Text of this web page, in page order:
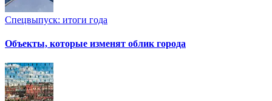
Спецвыпуск: итоги года
Объекты, которые изменят облик города